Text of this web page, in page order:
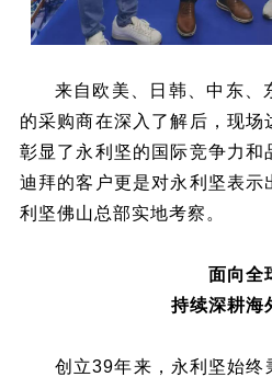
来自欧美、日韩、中东、
的采购商在深入了解后，现场
彰显了永利坚的国际竞争力和
迪拜的客户更是对永利坚表示
利坚佛山总部实地考察。
面向全
持续深耕海
创立39年来，永利坚始终